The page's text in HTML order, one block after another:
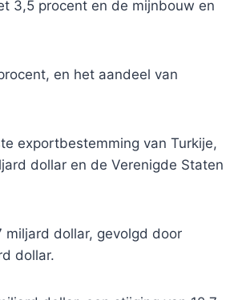
3,5 procent en de mijnbouw en
en het aandeel van
exportbestemming van Turkije,
dollar en de Verenigde Staten
dollar, gevolgd door
dollar.